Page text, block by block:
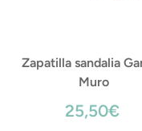
Zapatilla sandalia
Muro
25,50€